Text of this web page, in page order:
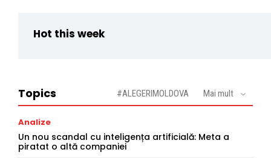
Hot this week
Topics #ALEGERIMOLDOVA Mai mult
Analize
Un nou scandal cu inteligența artificială: Meta a
piratat o altă companiei